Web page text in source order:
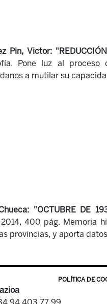
Pin, Victor:
Pone luz al
a mutilar su
"OCTUBRE DE
400 pág. Memoria
provincias, y aporta
POLÍTICA DE
94 403 77 99